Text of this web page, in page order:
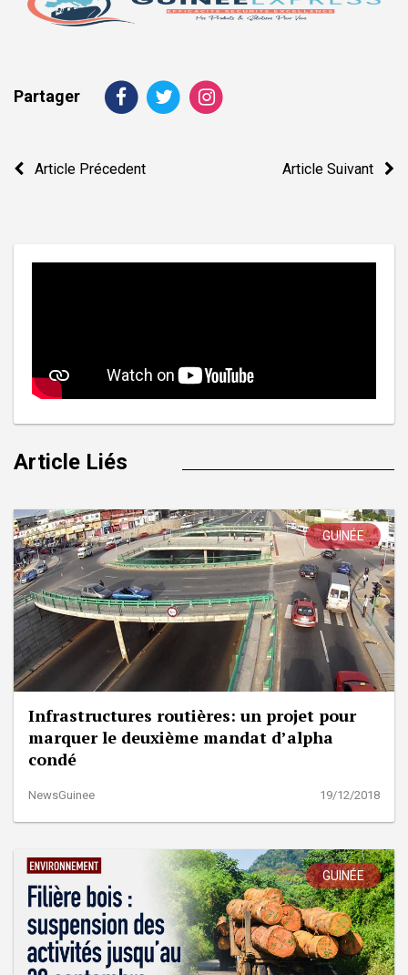
Partager
Navigation
Article Précedent Article Suivant
Article Liés
GUINÉE
Infrastructures routières: un projet pour
marquer le deuxième mandat d’alpha
condé
NewsGuinee 19/12/2018
GUINÉE